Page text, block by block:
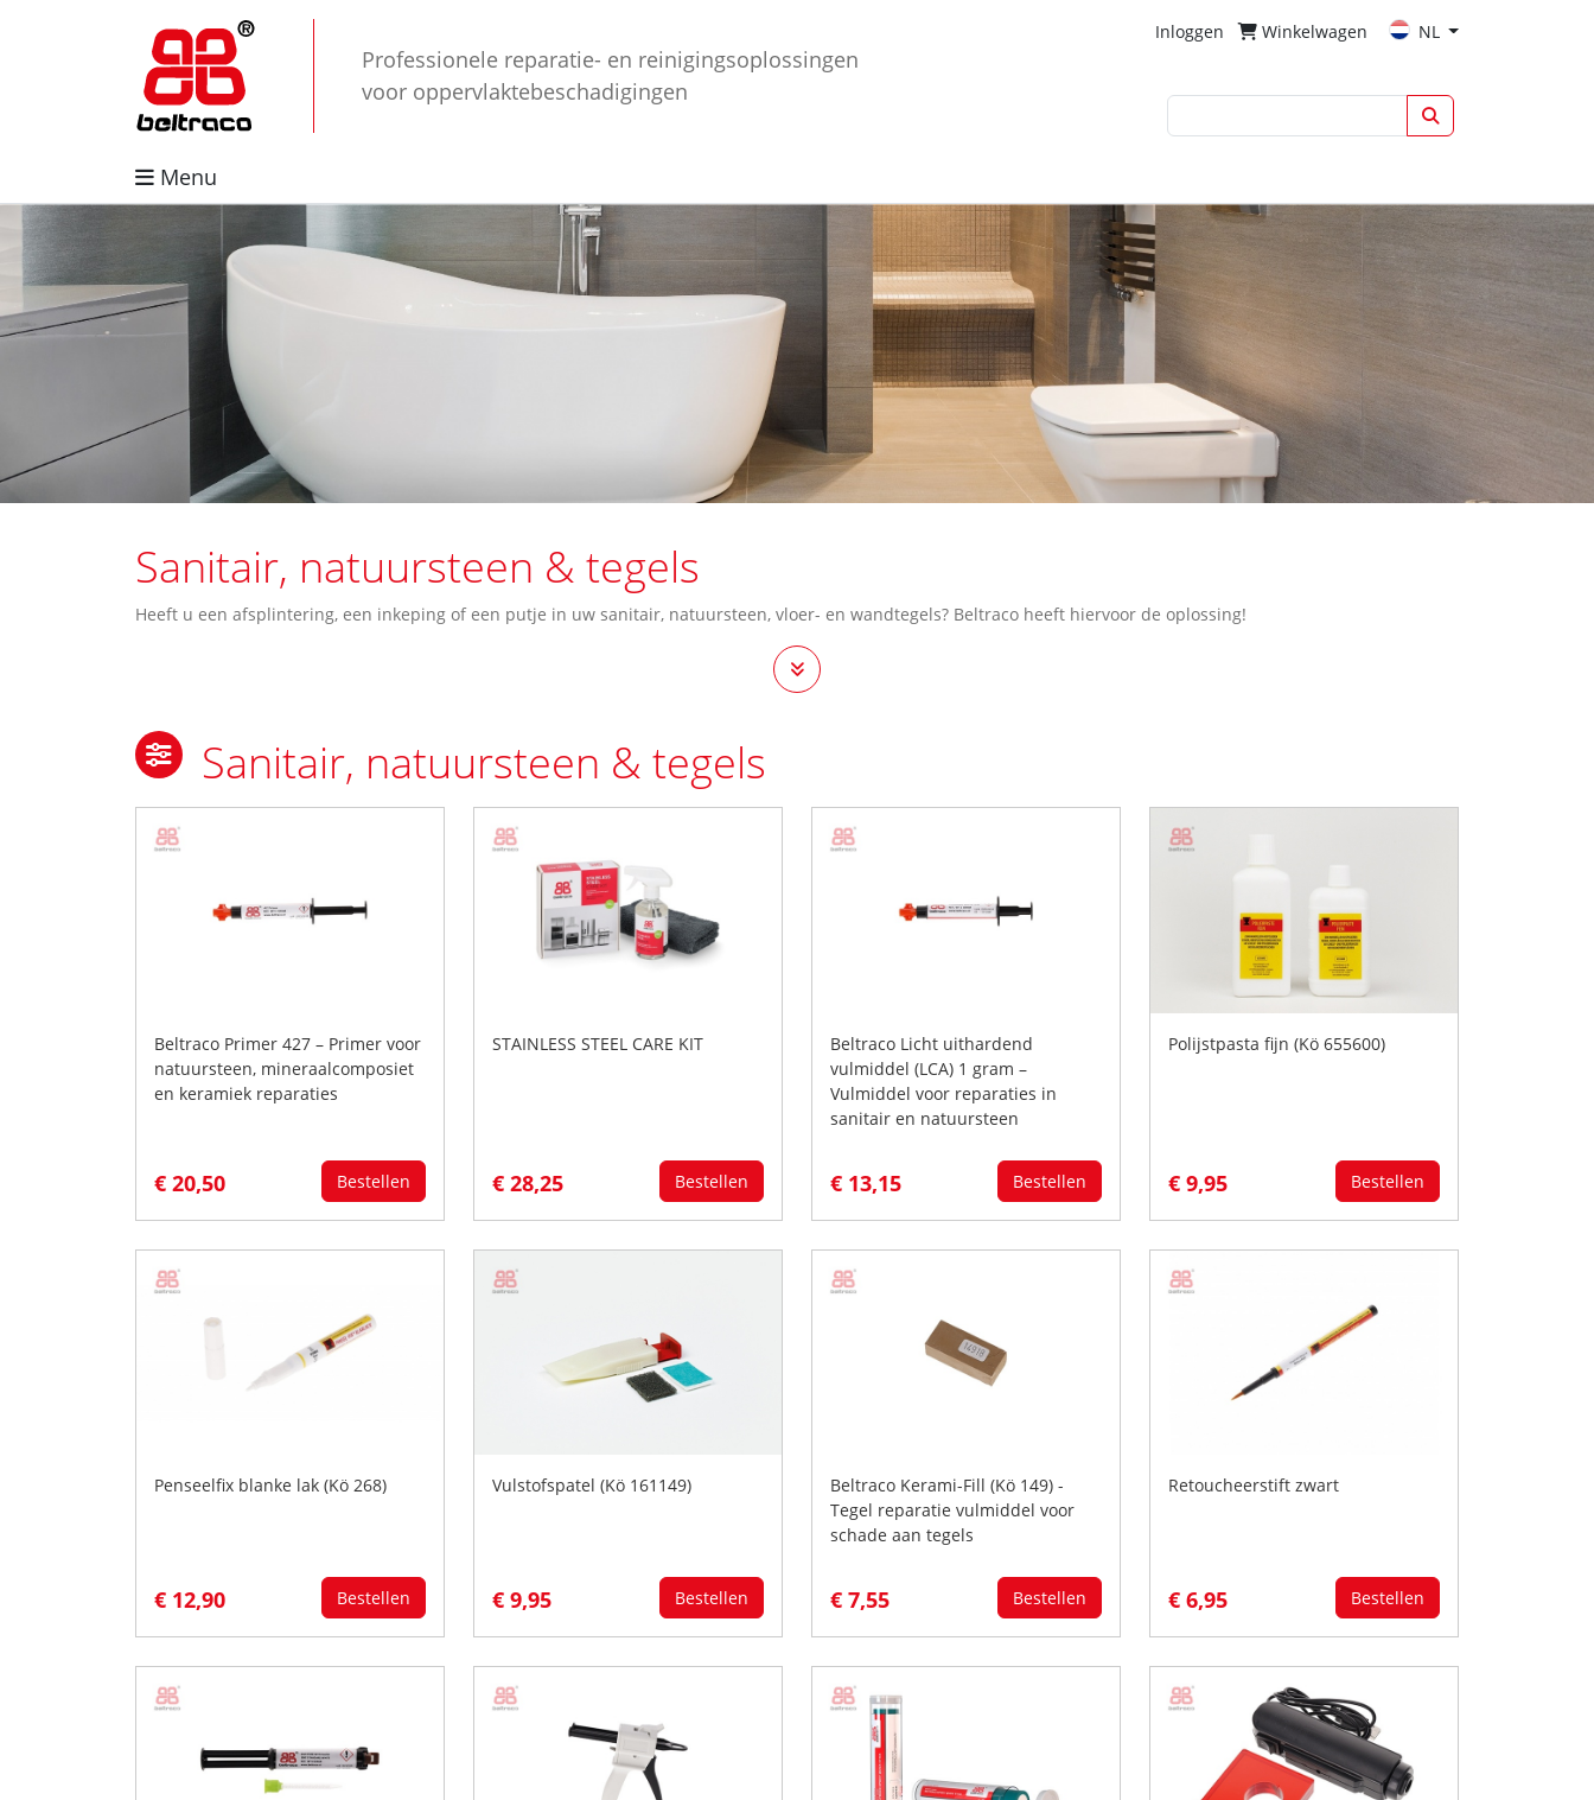
Professionele reparatie- en reinigingsoplossingen
voor oppervlaktebeschadigingen
Inloggen Winkelwagen NL
Menu
Sanitair, natuursteen & tegels
Heeft u een afsplintering, een inkeping of een putje in uw sanitair, natuursteen, vloer- en wandtegels? Beltraco heeft hiervoor de oplossing!
Sanitair, natuursteen & tegels
Beltraco Primer 427 – Primer voor
natuursteen, mineraalcomposiet
en keramiek reparaties
€ 20,50 Bestellen
STAINLESS STEEL CARE KIT
€ 28,25 Bestellen
Beltraco Licht uithardend
vulmiddel (LCA) 1 gram –
Vulmiddel voor reparaties in
sanitair en natuursteen
€ 13,15 Bestellen
Polijstpasta fijn (Kö 655600)
€ 9,95 Bestellen
Penseelfix blanke lak (Kö 268)
€ 12,90 Bestellen
Vulstofspatel (Kö 161149)
€ 9,95 Bestellen
Beltraco Kerami-Fill (Kö 149) -
Tegel reparatie vulmiddel voor
schade aan tegels
€ 7,55 Bestellen
Retoucheerstift zwart
€ 6,95 Bestellen